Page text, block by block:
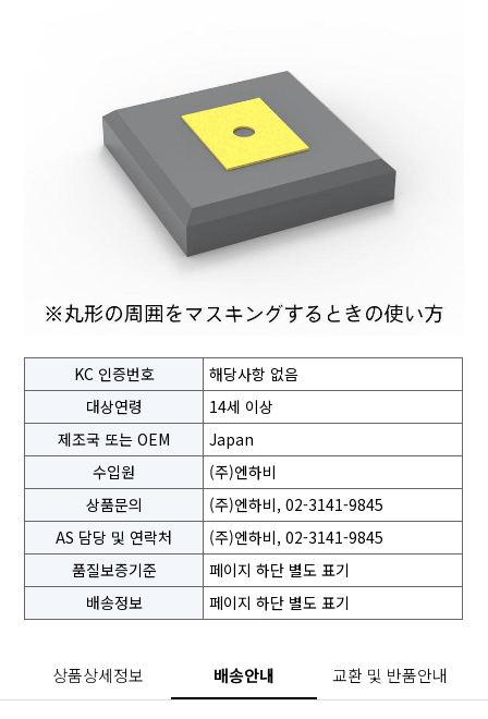
KC 인증번호
해당사항 없음
대상연령
14세 이상
제조국 또는 OEM
Japan
수입원
(주)엔하비
상품문의
(주)엔하비, 02-3141-9845
AS 담당 및 연락처
(주)엔하비, 02-3141-9845
품질보증기준
페이지 하단 별도 표기
배송정보
페이지 하단 별도 표기
상품상세정보 배송안내 교환 및 반품안내